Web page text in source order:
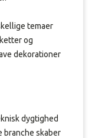
temaer
og
dekorationer
dygtighed
branche skaber